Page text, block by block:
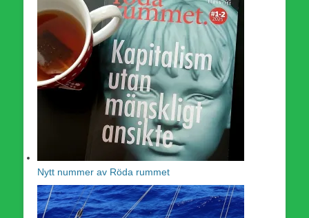
Nytt nummer av Röda rummet